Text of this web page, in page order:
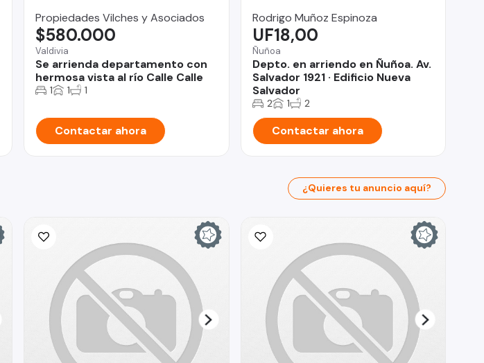
Propiedades Vilches y Asociados
Valdivia
Se arrienda departamento con
hermosa vista al río Calle Calle
$580.000
1 1 1
Contactar ahora
Rodrigo Muñoz Espinoza
Ñuñoa
Depto. en arriendo en Ñuñoa. Av.
Salvador 1921 · Edificio Nueva
Salvador
UF18,00
2 1 2
Contactar ahora
¿Quieres tu anuncio aquí?